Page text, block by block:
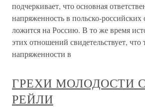
подчеркивает, что основная
напряженность в польско-
ложится на Россию. В то же время
этих отношений свидетельствует, что
напряженности в
ГРЕХИ МОЛОДОСТИ
РЕЙЛИ